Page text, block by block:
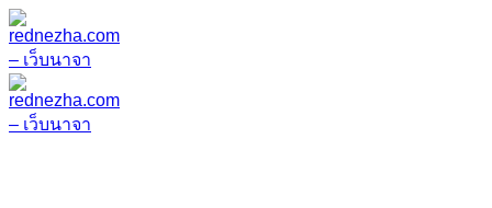
ข้าม
ไป
ยัง
เนื้อหา